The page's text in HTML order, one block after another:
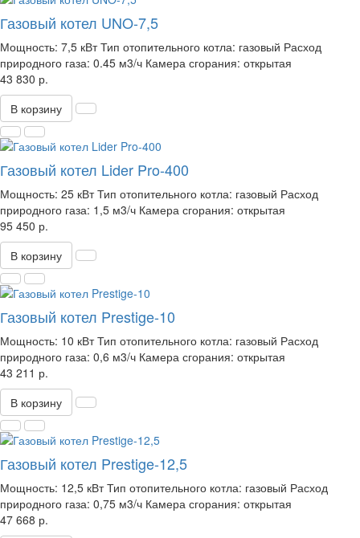
Газовый котел UNO-7,5
Мощность: 7,5 кВт Тип отопительного котла: газовый Расход
природного газа: 0.45 м3/ч Камера сгорания: открытая
43 830 р.
В корзину
Газовый котел Lider Pro-400
Мощность: 25 кВт Тип отопительного котла: газовый Расход
природного газа: 1,5 м3/ч Камера сгорания: открытая
95 450 р.
В корзину
Газовый котел Prestige-10
Мощность: 10 кВт Тип отопительного котла: газовый Расход
природного газа: 0,6 м3/ч Камера сгорания: открытая
43 211 р.
В корзину
Газовый котел Prestige-12,5
Мощность: 12,5 кВт Тип отопительного котла: газовый Расход
природного газа: 0,75 м3/ч Камера сгорания: открытая
47 668 р.